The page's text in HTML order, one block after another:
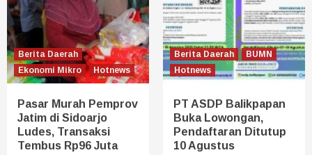
Berita Daerah
Ekonomi Mikro
Hotnews
Pasar Murah Pemprov
Jatim di Sidoarjo
Ludes, Transaksi
Tembus Rp96 Juta
Berita Daerah
BUMN
Hotnews
PT ASDP Balikpapan
Buka Lowongan,
Pendaftaran Ditutup
10 Agustus